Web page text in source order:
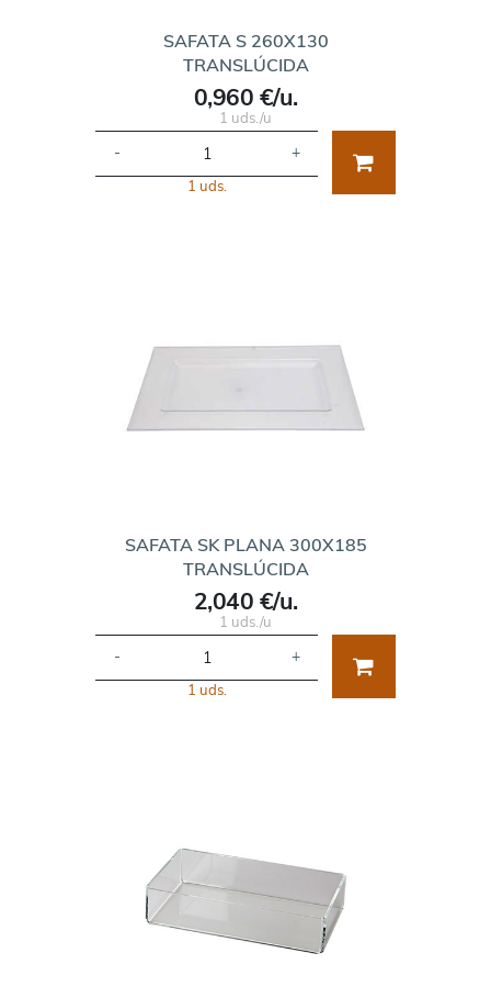
SAFATA S 260X130
TRANSLÚCIDA
0,960 €/u.
1 uds./u
- +
1 uds.
SAFATA SK PLANA 300X185
TRANSLÚCIDA
2,040 €/u.
1 uds./u
- +
1 uds.